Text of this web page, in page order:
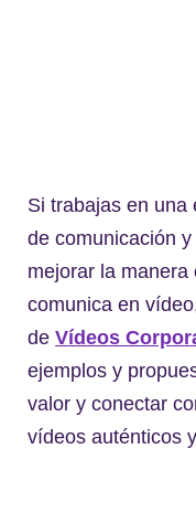
Si trabajas en una
de comunicación
mejorar la
comunica en
de Vídeos
ejemplos y
valor y conectar
vídeos auténticos